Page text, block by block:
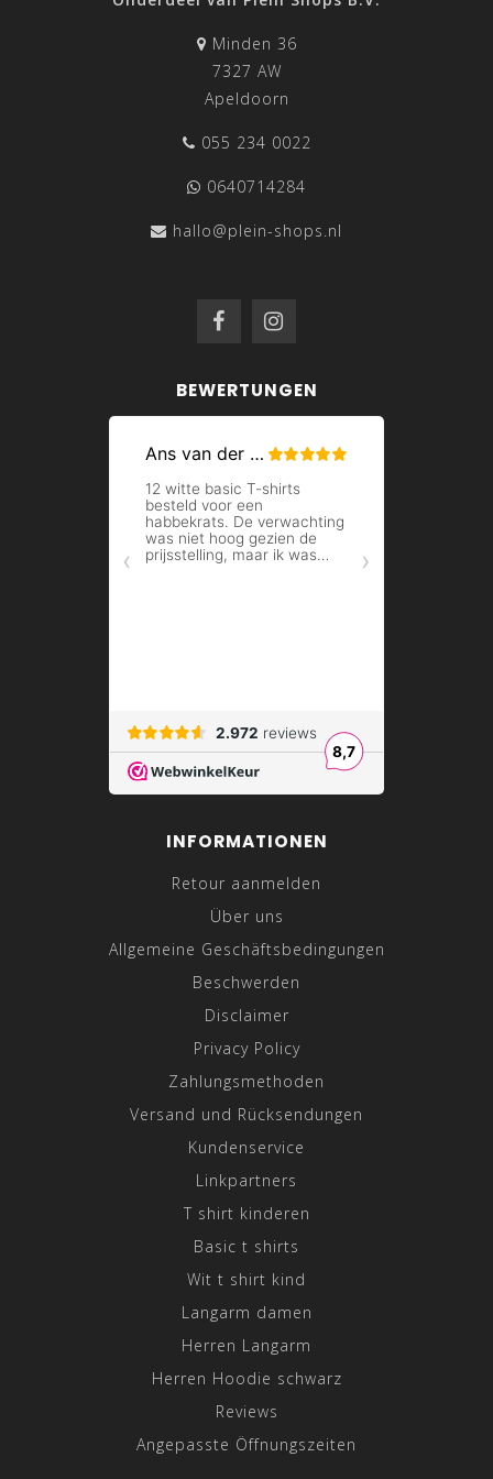
Minden 36
7327 AW
Apeldoorn
055 234 0022
0640714284
hallo@plein-shops.nl
BEWERTUNGEN
INFORMATIONEN
Retour aanmelden
Über uns
Allgemeine Geschäftsbedingungen
Beschwerden
Disclaimer
Privacy Policy
Zahlungsmethoden
Versand und Rücksendungen
Kundenservice
Linkpartners
T shirt kinderen
Basic t shirts
Wit t shirt kind
Langarm damen
Herren Langarm
Herren Hoodie schwarz
Reviews
Angepasste Öffnungszeiten